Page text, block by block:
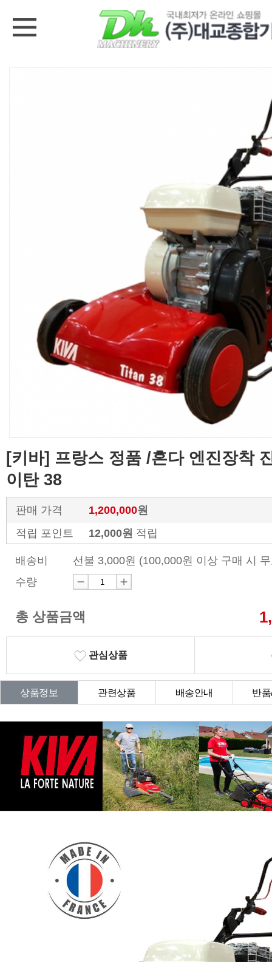
[키바] 프랑스 정품 /혼다 엔진장착
이탄 38
판매 가격 1,200,000원
적립 포인트
12,000원 적립
배송비
선불 3,000원 (100,000원 이상 구매 시
수량
총 상품금액
관심상품
상품정보 관련상품 배송안내 반